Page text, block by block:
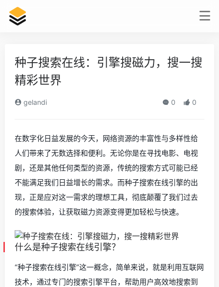
种子搜索在线：引擎搜磁力，搜一搜
精彩世界
gelandi 0 0
在数字化日益发展的今天，网络资源的丰富性与多样性给
人们带来了无数选择和便利。无论你是在寻找电影、电视
剧，还是其他任何类型的资源，传统的搜索方式可能已经
不能满足我们日益增长的需求。而种子搜索在线引擎的出
现，正是应对这一需求的理想工具，彻底颠覆了我们过去
的搜索体验，让获取磁力资源变得更加轻松与快速。
什么是种子搜索在线引擎？
“种子搜索在线引擎”这一概念，简单来说，就是利用互联网
技术，通过专门的搜索引擎平台，帮助用户高效地搜索到